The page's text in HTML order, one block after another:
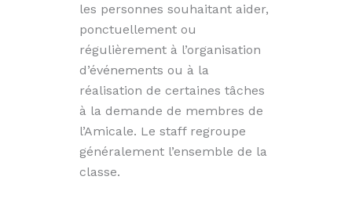
les personnes souhaitant aider,
ponctuellement ou
régulièrement à l’organisation
d’événements ou à la
réalisation de certaines tâches
à la demande de membres de
l’Amicale. Le staff regroupe
généralement l’ensemble de la
classe.